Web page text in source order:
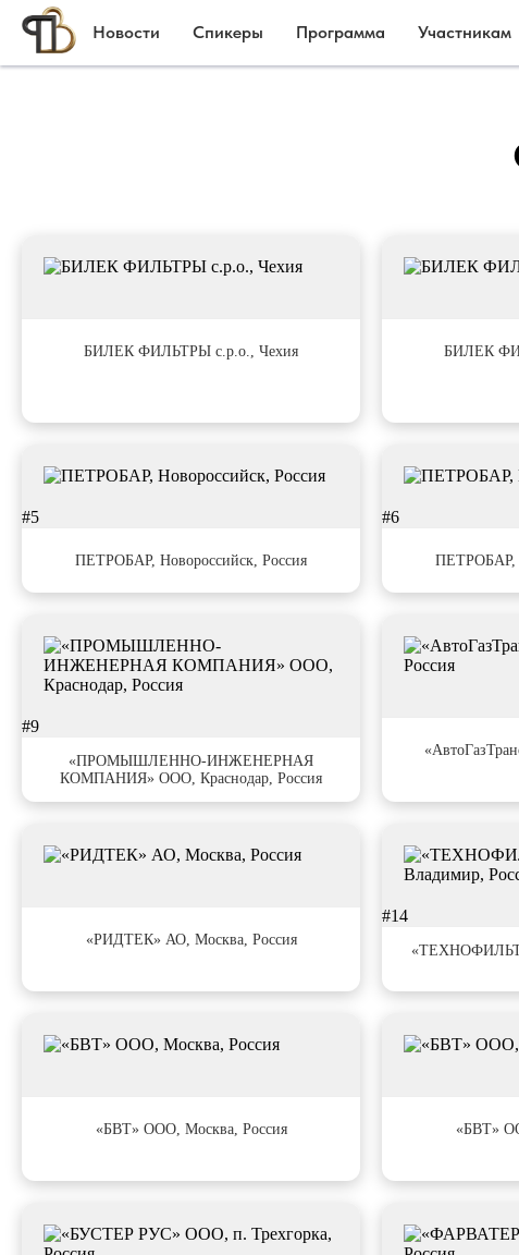
Новости Спикеры Программа Участникам
БИЛЕК ФИЛЬТРЫ с.р.о., Чехия БИЛЕК
#5
ПЕТРОБАР, Новороссийск, Россия
#6
ПЕТРОБАР,
#9
«ПРОМЫШЛЕННО-ИНЖЕНЕРНАЯ
КОМПАНИЯ» ООО, Краснодар, Россия
«РИДТЕК» АО, Москва, Россия
#14
«БВТ» ООО, Москва, Россия «БВТ»